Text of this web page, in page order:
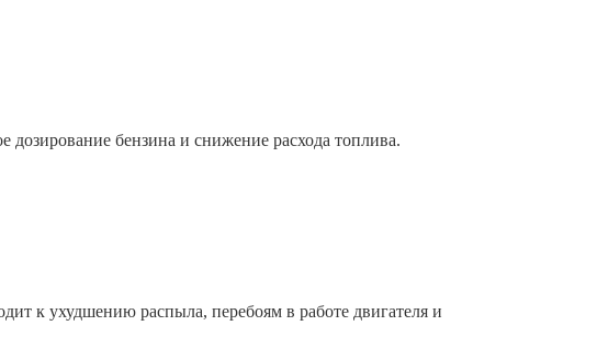
дозирование бензина и снижение расхода топлива.
к ухудшению распыла, перебоям в работе двигателя и